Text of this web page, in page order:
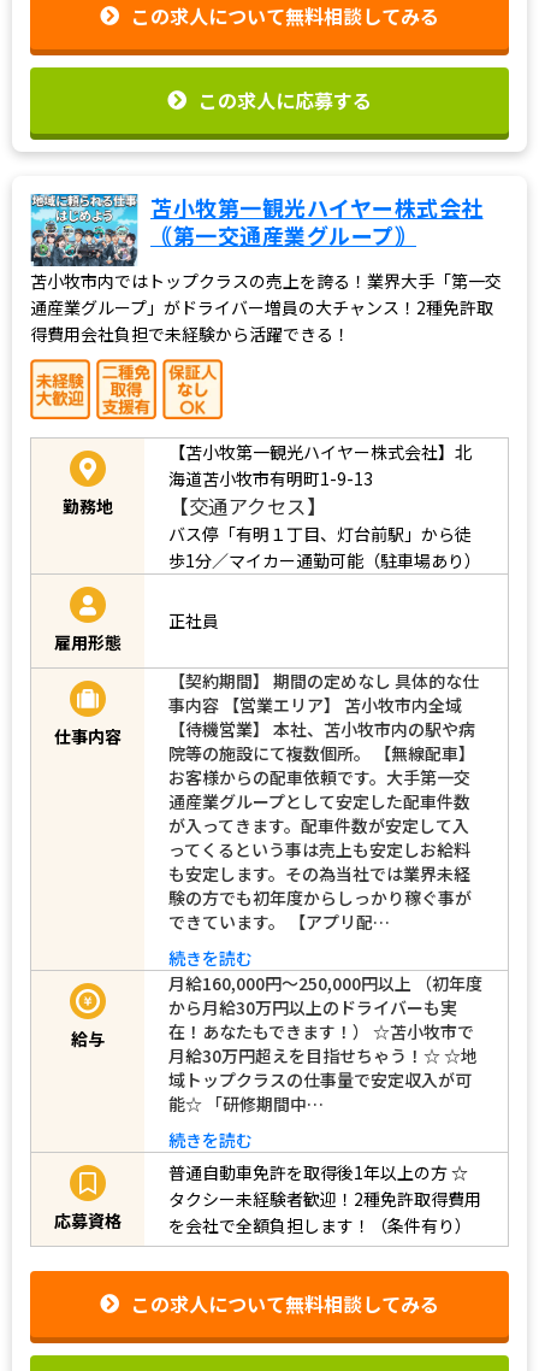
この求人について無料相談してみる
この求人に応募する
苫小牧第一観光ハイヤー株式会社
｟第一交通産業グループ｠
苫小牧市内ではトップクラスの売上を誇る！業界大手「第一交
通産業グループ」がドライバー増員の大チャンス！2種免許取
得費用会社負担で未経験から活躍できる！
勤務地
【苫小牧第一観光ハイヤー株式会社】北
海道苫小牧市有明町1-9-13
【交通アクセス】
バス停「有明１丁目、灯台前駅」から徒
歩1分／マイカー通勤可能（駐車場あり）
雇用形態
正社員
仕事内容
【契約期間】 期間の定めなし 具体的な仕
事内容 【営業エリア】 苫小牧市内全域
【待機営業】 本社、苫小牧市内の駅や病
院等の施設にて複数個所。 【無線配車】
お客様からの配車依頼です。大手第一交
通産業グループとして安定した配車件数
が入ってきます。配車件数が安定して入
ってくるという事は売上も安定しお給料
も安定します。その為当社では業界未経
験の方でも初年度からしっかり稼ぐ事が
できています。 【アプリ配…
続きを読む
給与
月給160,000円～250,000円以上 （初年度
から月給30万円以上のドライバーも実
在！あなたもできます！） ☆苫小牧市で
月給30万円超えを目指せちゃう！☆ ☆地
域トップクラスの仕事量で安定収入が可
能☆ 「研修期間中…
続きを読む
応募資格
普通自動車免許を取得後1年以上の方☆
タクシー未経験者歓迎！2種免許取得費用
を会社で全額負担します！（条件有り）
この求人について無料相談してみる